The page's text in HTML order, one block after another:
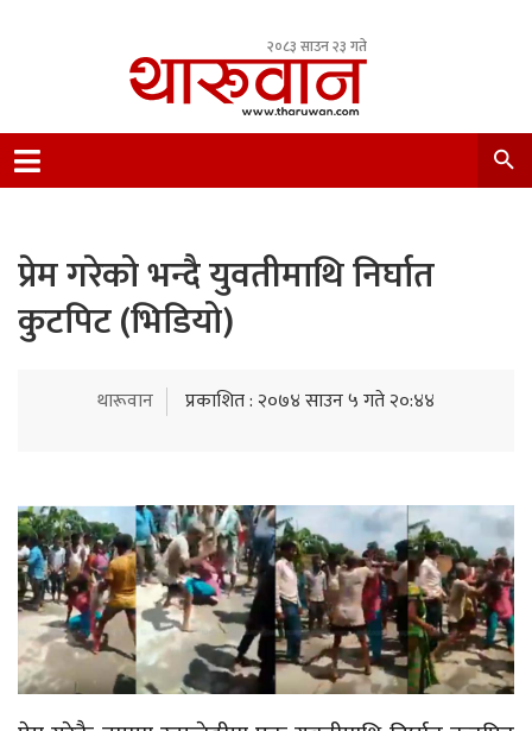
२०८३ साउन २३ गते
Nepal.
प्रेम गरेको भन्दै युवतीमाथि निर्घात
कुटपिट (भिडियो)
थारूवान प्रकाशित : २०७४ साउन ५ गते २०:४४